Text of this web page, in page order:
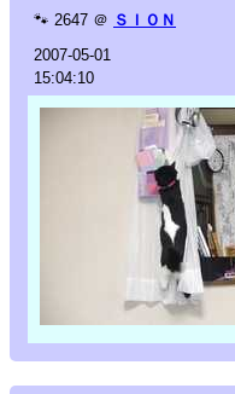
🐾 2647 ＠ ＳＩＯＮ
2007-05-01
15:04:10